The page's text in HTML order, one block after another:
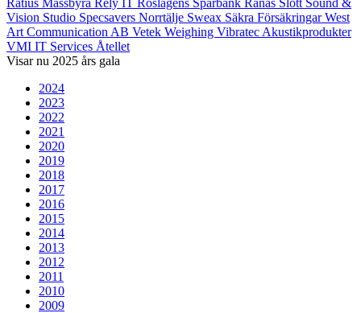
Ratius Mässbyrå Rely IT Roslagens Sparbank Rånäs Slott Sound &
Vision Studio Specsavers Norrtälje Sweax Säkra FörsäkringarWest
Art Communication AB Vetek Weighing Vibratec Akustikprodukter
VMI IT Services Åtellet
Visar nu 2025 års gala
2024
2023
2022
2021
2020
2019
2018
2017
2016
2015
2014
2013
2012
2011
2010
2009